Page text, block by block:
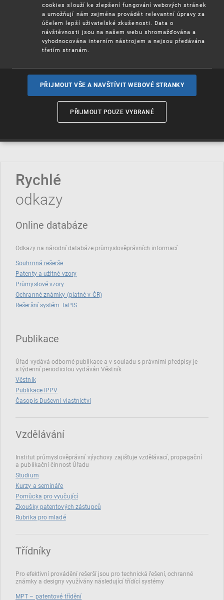
Ochrannéznámky
Označení původua zeměpisná
Rychlé
odkazy
Online databáze
Odkazy na národní databáze průmyslověprávních informací
Souhrnná rešerše
Patenty a užitné vzory
Průmyslové vzory
Ochranné známky (platné v ČR)
Rešeršní systém TaPIS
Publikace
Úřad vydává odborné publikace a v souladu s právními předpisy je
s týdenní periodicitou vydáván Věstník
Věstník
Publikace IPPV
Časopis Duševní vlastnictví
Vzdělávání
Institut průmyslověprávní výychovy zajišťuje vzdělávací, propagační
a publikační činnost Úřadu
Studium
Kurzy a semináře
Pomůcka pro vyučující
Zkoušky patentových zástupců
Rubrika pro mladé
Třídníky
Pro efektivní provádění rešerší jsou pro technická řešení, ochranné
známky a designy využívány následující třídící systémy
MPT – patentové třídění
cookies slouží ke zlepšení fungování webových stránek
a umožňují nám zejména provádět relevantní úpravy za
účelem lepší uživatelské zkušenosti. Data o
návštěvnosti jsou na našem webu shromažďována a
vyhodnocována interním nástrojem a nejsou předávána
třetím stranám.
PŘIJMOUT VŠE A NAVŠTÍVIT WEBOVÉ STRANKY
PŘIJMOUT POUZE VYBRANÉ